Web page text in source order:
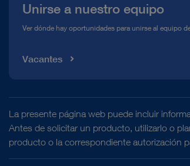
Unirse a nuestro equipo
Ver dónde hay oportunidades para unirse al equipo
Vacantes
La presente página web puede incluir
Antes de solicitar un producto, utilizarlo o
producto o la correspondiente autorización